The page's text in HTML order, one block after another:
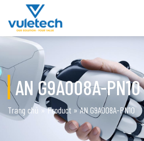
AN G9A008A-PN10
Trang chủ »Product »AN G9A008A-PN10